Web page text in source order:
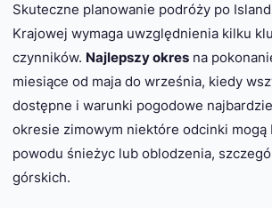
Skuteczne planowanie podróży po
Krajowej wymaga uwzględnienia kilku
czynników. Najlepszy okres na
miesiące od maja do września, kiedy
dostępne i warunki pogodowe
okresie zimowym niektóre odcinki mogą
powodu śnieżyc lub oblodzenia,
górskich.